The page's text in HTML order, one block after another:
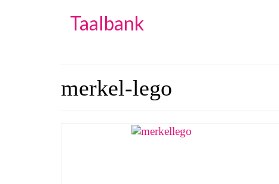
Taalbank
merkel-lego